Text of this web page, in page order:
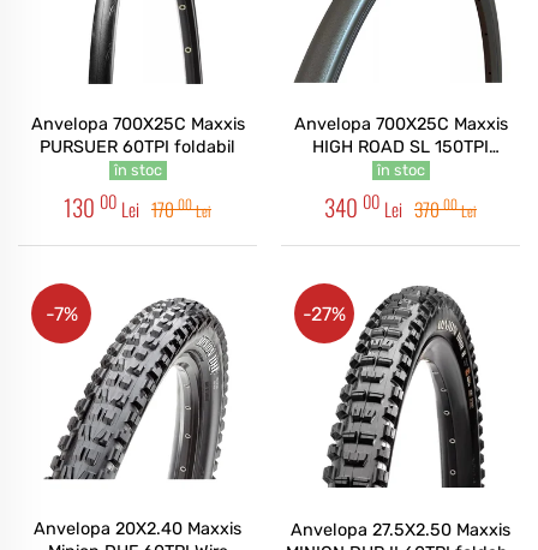
Anvelopa 700X25C Maxxis
PURSUER 60TPI foldabil
în stoc
130 00 Lei 17000Lei
Anvelopa 700X25C Maxxis
HIGH ROAD SL 150TPI
foldabil, Carbon Fiber HYPR-
S/K2/TR
în stoc
340 00 Lei 37000Lei
Anvelopa 20X2.40 Maxxis
-7%
Anvelopa 27.5X2.50 Maxxis
-27%